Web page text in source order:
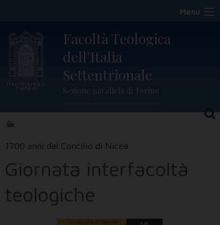
content
Menu
Facoltà Teologica
dell'Italia
Settentrionale
Sezione parallela di Torino
1700 anni dal Concilio di Nicea
Giornata interfacoltà
teologiche